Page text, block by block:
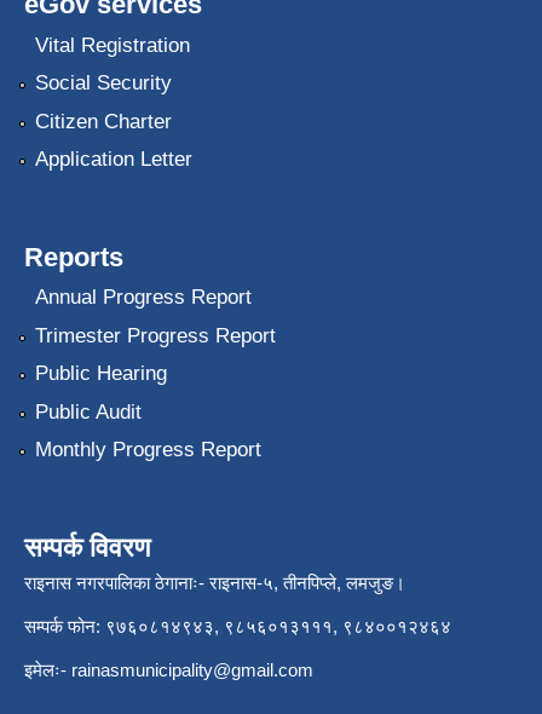
Vital Registration
Social Security
Citizen Charter
Application Letter
Reports
Annual Progress Report
Trimester Progress Report
Public Hearing
Public Audit
Monthly Progress Report
सम्पर्क विवरण
राइनास नगरपालिका ठेगानाः- राइनास-५, तीनपिप्ले, लमजुङ।
सम्पर्क फोन: ९७६०८१४९४३, ९८५६०१३१११, ९८४००१२४६४
इमेलः- rainasmunicipality@gmail.com